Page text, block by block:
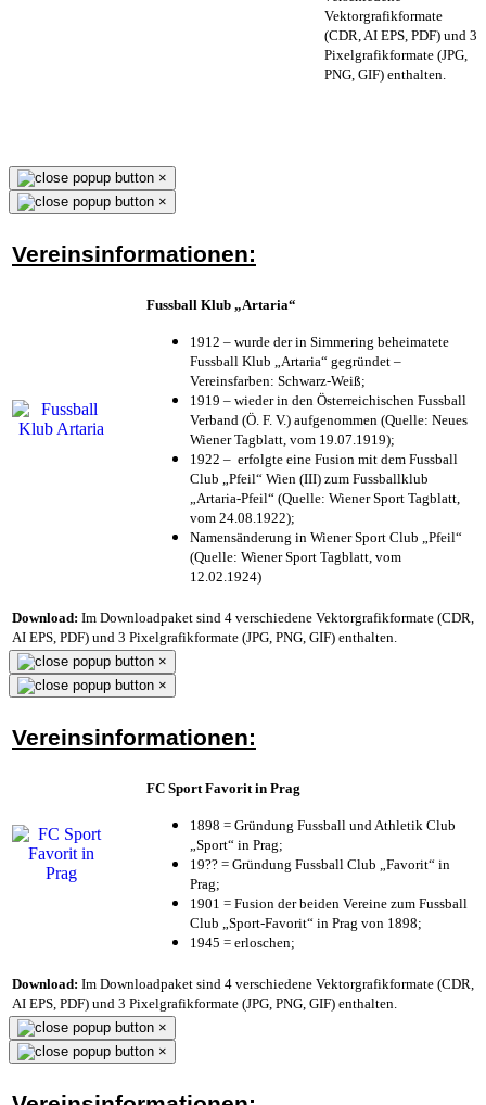
Vektorgrafikformate
(CDR, AI EPS, PDF) und 3
Pixelgrafikformate (JPG,
PNG, GIF) enthalten.
×
×
Vereinsinformationen:
Fussball Klub „Artaria“
1912 – wurde der in Simmering beheimatete
Fussball Klub „Artaria“ gegründet –
Vereinsfarben: Schwarz-Weiß;
1919 – wieder in den Österreichischen Fussball
Verband (Ö. F. V.) aufgenommen (Quelle: Neues
Wiener Tagblatt, vom 19.07.1919);
1922 – erfolgte eine Fusion mit dem Fussball
Club „Pfeil“ Wien (III) zum Fussballklub
„Artaria-Pfeil“ (Quelle: Wiener Sport Tagblatt,
vom 24.08.1922);
Namensänderung in Wiener Sport Club „Pfeil“
(Quelle: Wiener Sport Tagblatt, vom
12.02.1924)
Download: Im Downloadpaket sind 4 verschiedene Vektorgrafikformate (CDR,
AI EPS, PDF) und 3 Pixelgrafikformate (JPG, PNG, GIF) enthalten.
×
×
Vereinsinformationen:
FC Sport Favorit in Prag
1898 = Gründung Fussball und Athletik Club
„Sport“ in Prag;
19?? = Gründung Fussball Club „Favorit“ in
Prag;
1901 = Fusion der beiden Vereine zum Fussball
Club „Sport-Favorit“ in Prag von 1898;
1945 = erloschen;
Download: Im Downloadpaket sind 4 verschiedene Vektorgrafikformate (CDR,
AI EPS, PDF) und 3 Pixelgrafikformate (JPG, PNG, GIF) enthalten.
×
×